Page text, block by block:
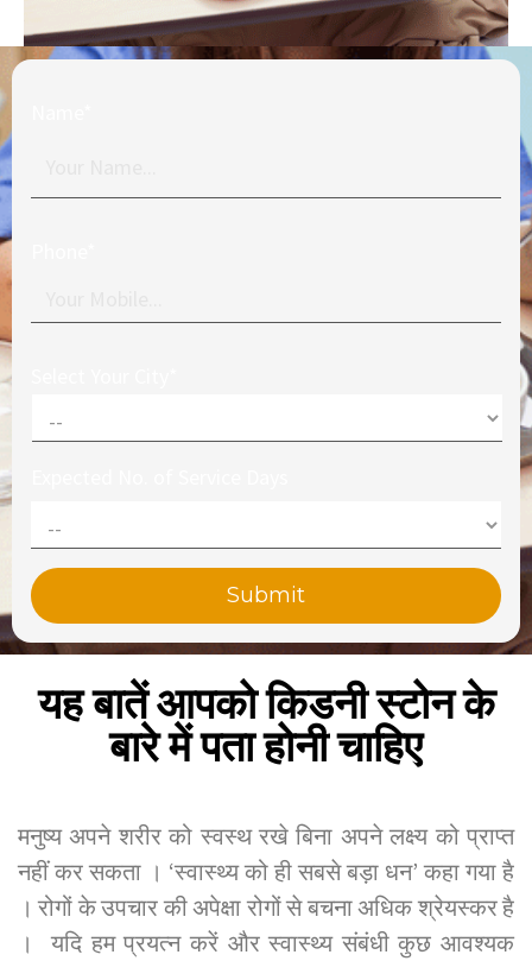
यह बातें आपको किडनी स्टोन के
बारे में पता होनी चाहिए
मनुष्य अपने शरीर को स्वस्थ रखे बिना अपने लक्ष्य को प्राप्त
नहीं कर सकता । ‘स्वास्थ्य को ही सबसे बड़ा धन’ कहा गया है
। रोगों के उपचार की अपेक्षा रोगों से बचना अधिक श्रेयस्कर है
। यदि हम प्रयत्न करें और स्वास्थ्य संबंधी कुछ आवश्यक